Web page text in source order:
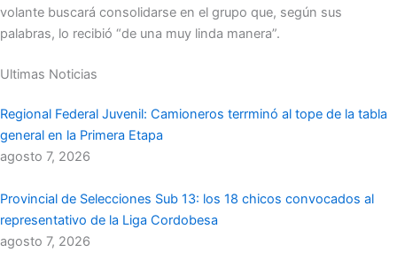
volante buscará consolidarse en el grupo que, según sus
palabras, lo recibió “de una muy linda manera”.
Ultimas Noticias
Regional Federal Juvenil: Camioneros terrminó al tope de la tabla
general en la Primera Etapa
agosto 7, 2026
Provincial de Selecciones Sub 13: los 18 chicos convocados al
representativo de la Liga Cordobesa
agosto 7, 2026